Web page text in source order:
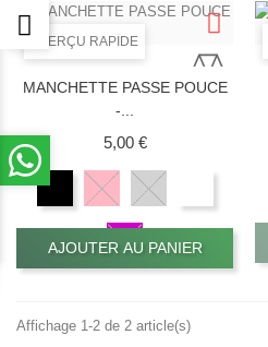
APERÇU RAPIDE
MANCHETTE PASSE POUCE
-...
5,00 €Prix
AJOUTER AU PANIER
Affichage 1-2 de 2 article(s)